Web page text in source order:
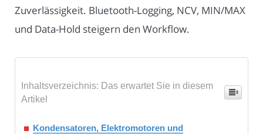
Zuverlässigkeit. Bluetooth-Logging, NCV, MIN/MAX
und Data-Hold steigern den Workflow.
Inhaltsverzeichnis: Das erwartet Sie in diesem
Artikel
Kondensatoren, Elektromotoren und